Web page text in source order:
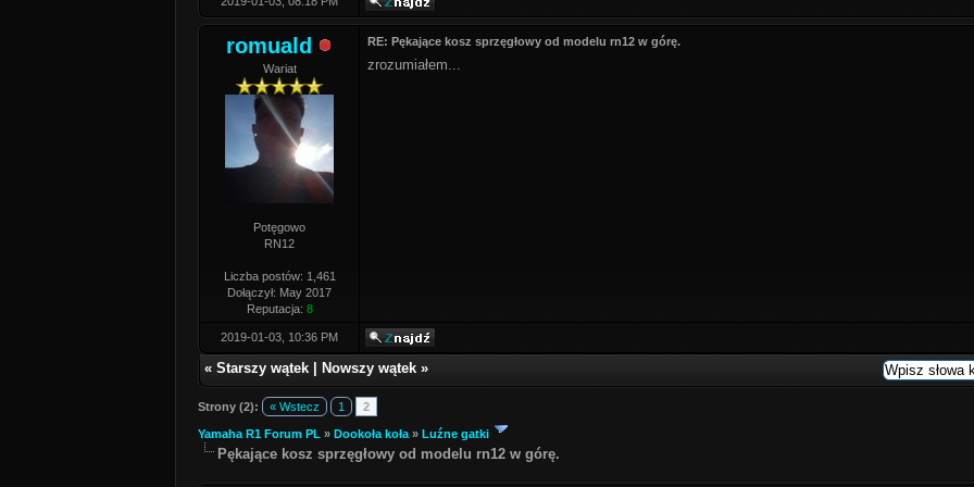
romuald
Wariat
Potęgowo
RN12
Liczba postów: 1,461
Dołączył: May 2017
Reputacja: 8
RE: Pękające kosz sprzęgłowy od modelu rn12 w górę.
zrozumiałem...
2019-01-03, 10:36 PM
« Starszy wątek Nowszy wątek »
Strony (2): « Wstecz 1 2
Yamaha R1 Forum PL » Dookoła koła » Luźne gatki
Pękające kosz sprzęgłowy od modelu rn12 w górę.